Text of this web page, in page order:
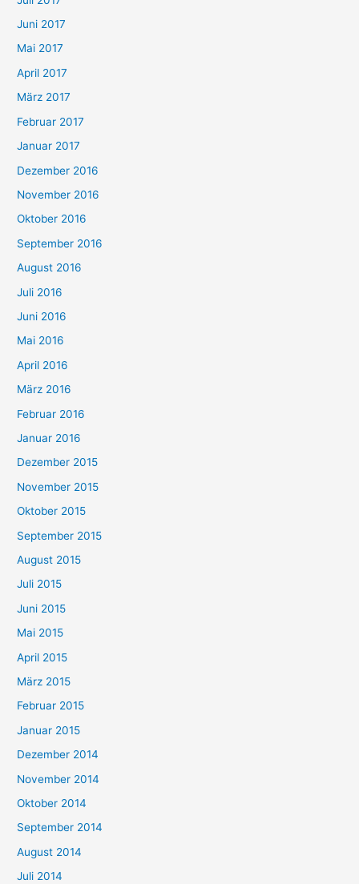
Juni 2017
Mai 2017
April 2017
März 2017
Februar 2017
Januar 2017
Dezember 2016
November 2016
Oktober 2016
September 2016
August 2016
Juli 2016
Juni 2016
Mai 2016
April 2016
März 2016
Februar 2016
Januar 2016
Dezember 2015
November 2015
Oktober 2015
September 2015
August 2015
Juli 2015
Juni 2015
Mai 2015
April 2015
März 2015
Februar 2015
Januar 2015
Dezember 2014
November 2014
Oktober 2014
September 2014
August 2014
Juli 2014